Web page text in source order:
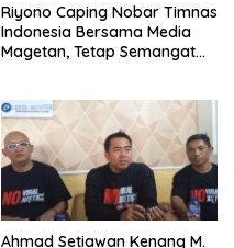
Riyono Caping Nobar Timnas
Indonesia Bersama Media
Magetan, Tetap Semangat
Ahmad Setiawan Kenang M.